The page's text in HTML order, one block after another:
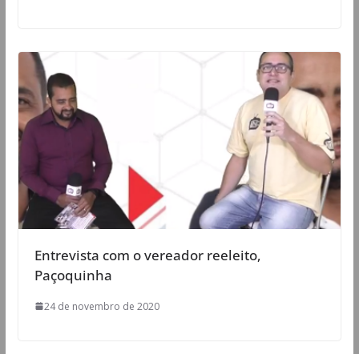
Entrevista com o vereador reeleito,
Paçoquinha
24 de novembro de 2020